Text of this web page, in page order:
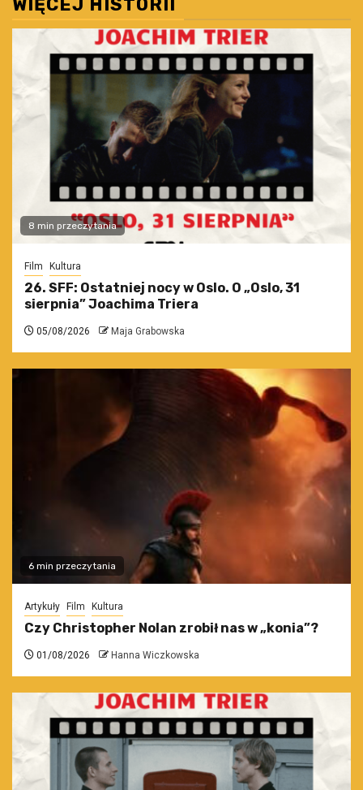
8 min przeczytania
Film Kultura
26. SFF: Ostatniej nocy w Oslo. O „Oslo, 31
sierpnia” Joachima Triera
05/08/2026 Maja Grabowska
6 min przeczytania
Artykuły Film Kultura
Czy Christopher Nolan zrobił nas w „konia”?
01/08/2026 Hanna Wiczkowska